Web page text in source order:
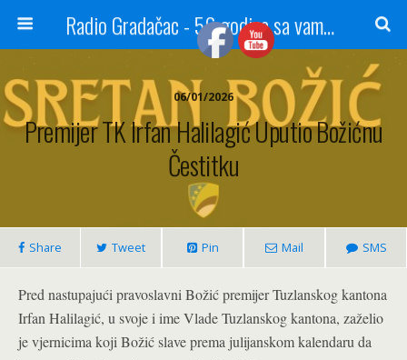
Radio Gradačac - 56 godina sa vama...
06/01/2026
Premijer TK Irfan Halilagić Uputio Božićnu
Čestitku
Share Tweet Pin Mail SMS
Pred nastupajući pravoslavni Božić premijer Tuzlanskog kantona
Irfan Halilagić, u svoje i ime Vlade Tuzlanskog kantona, zaželio
je vjernicima koji Božić slave prema julijanskom kalendaru da